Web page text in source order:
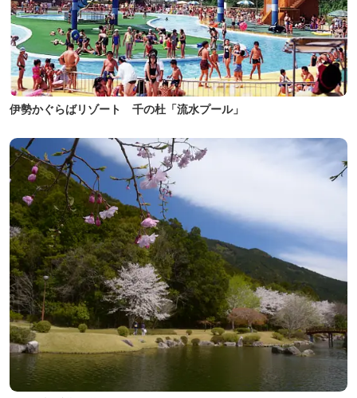
伊勢かぐらばリゾート 千の杜「流水プール」